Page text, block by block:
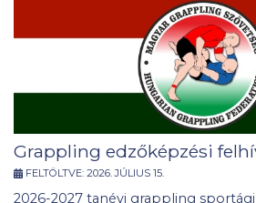
Grappling edzőképzési
FELTÖLTVE: 2026. JÚLIUS 15.
2026-2027 tanévi grappling